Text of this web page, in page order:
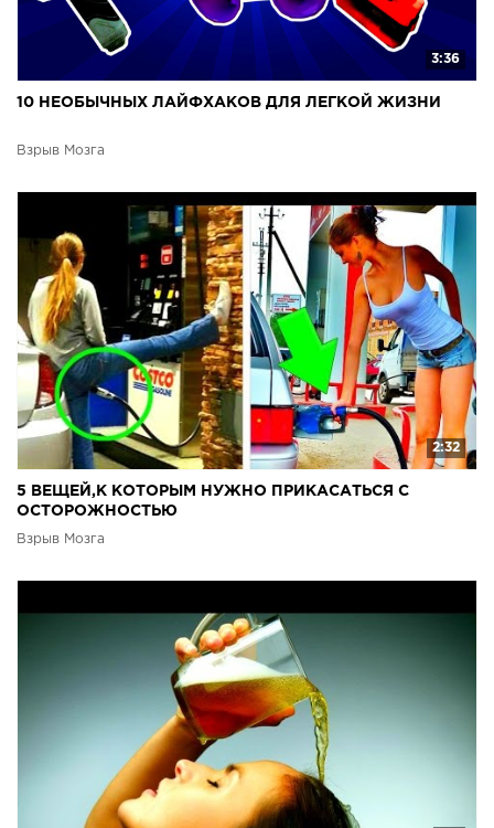
3:36
10 НЕОБЫЧНЫХ ЛАЙФХАКОВ ДЛЯ ЛЕГКОЙ ЖИЗНИ
Взрыв Мозга
2:32
5 ВЕЩЕЙ,К КОТОРЫМ НУЖНО ПРИКАСАТЬСЯ С
ОСТОРОЖНОСТЬЮ
Взрыв Мозга